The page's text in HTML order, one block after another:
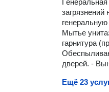
Мытьe
гарнитура
дверей. -
Ещё 23